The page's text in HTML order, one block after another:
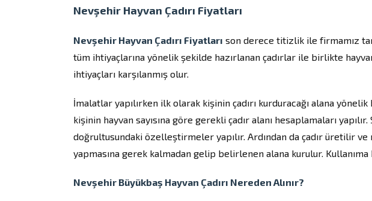
Nevşehir Hayvan Çadırı Fiyatları
Nevşehir Hayvan Çadırı Fiyatları son derece titizlik ile firmamız
tüm ihtiyaçlarına yönelik şekilde hazırlanan çadırlar ile birlikte
ihtiyaçları karşılanmış olur.
İmalatlar yapılırken ilk olarak kişinin çadırı kurduracağı alana yönelik
kişinin hayvan sayısına göre gerekli çadır alanı hesaplamaları
doğrultusundaki özelleştirmeler yapılır. Ardından da çadır üretilir
yapmasına gerek kalmadan gelip belirlenen alana kurulur.
Nevşehir Büyükbaş Hayvan Çadırı Nereden Alınır?